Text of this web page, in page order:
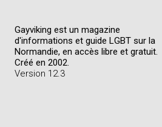
Gayviking est un magazine
d'informations et guide LGBT sur la
Normandie, en accès libre et gratuit.
Créé en 2002.
Version 12.3